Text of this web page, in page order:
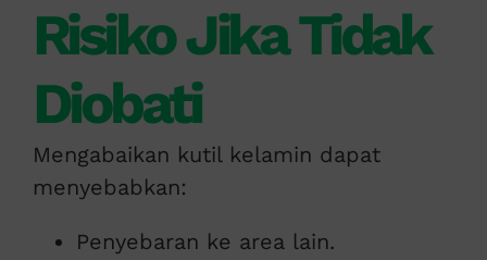
Risiko Jika Tidak
Diobati
Mengabaikan kutil kelamin dapat
menyebabkan:
Penyebaran ke area lain.